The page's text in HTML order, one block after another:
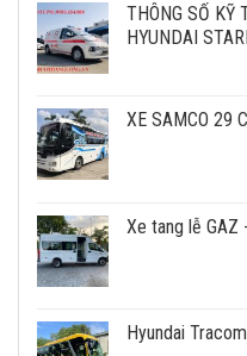
THÔNG SỐ KỸ
HYUNDAI
XE SAMCO 29
Xe tang lễ GAZ
Hyundai